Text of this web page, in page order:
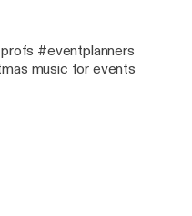
#eventplanners
music for events